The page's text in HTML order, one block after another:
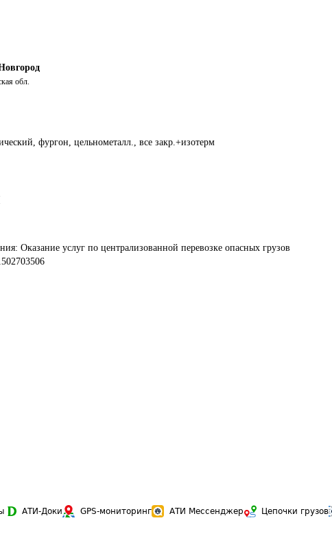
обл.
фургон, цельнометалл., все закр.+изотерм
Оказание услуг по централизованной перевозке опасных грузов
АТИ-Доки GPS-мониторинг АТИ Мессенджер Цепочки грузов